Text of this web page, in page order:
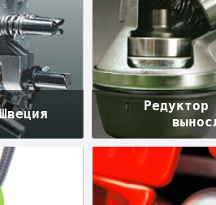
Редуктор